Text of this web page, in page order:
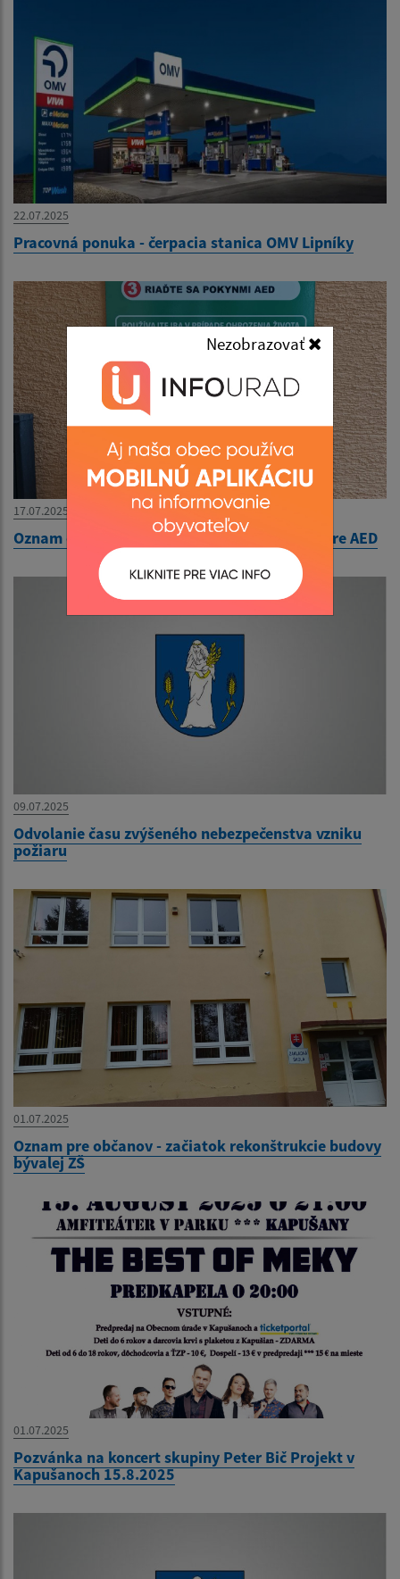
Nezobrazovať
22.07.2025
Pracovná ponuka - čerpacia stanica OMV Lipníky
17.07.2025
Oznam o automatickom externom defibrilátore AED
09.07.2025
Odvolanie času zvýšeného nebezpečenstva vzniku
požiaru
01.07.2025
Oznam pre občanov - začiatok rekonštrukcie budovy
bývalej ZŠ
01.07.2025
Pozvánka na koncert skupiny Peter Bič Projekt v
Kapušanoch 15.8.2025